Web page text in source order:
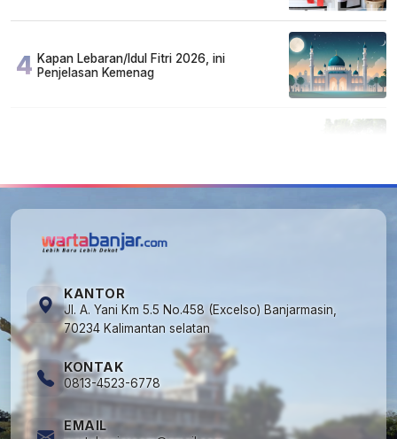
4 Kapan Lebaran/Idul Fitri 2026, ini
Penjelasan Kemenag
KANTOR
Jl. A. Yani Km 5.5 No.458 (Excelso) Banjarmasin,
70234 Kalimantan selatan
KONTAK
0813-4523-6778
EMAIL